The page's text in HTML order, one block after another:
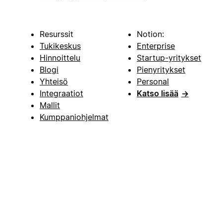
Resurssit
Tukikeskus
Hinnoittelu
Blogi
Yhteisö
Integraatiot
Mallit
Kumppaniohjelmat
Notion:
Enterprise
Startup-yritykset
Pienyritykset
Personal
Katso lisää →